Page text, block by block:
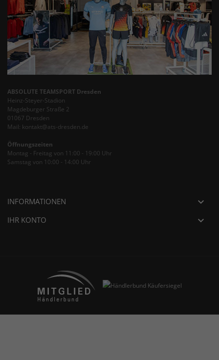
ABSOLUTE TEAMSPORT Dresden
Heinz-Steyer-Stadion
Magdeburger Straße 2
01067 Dresden
Mail: kontakt@ats-dresden.de
Öffnungszeiten
Montag - Freitag von 11:00 - 19:00 Uhr
Samstag von 10:00 - 14:00 Uhr
INFORMATIONEN 
IHR KONTO 